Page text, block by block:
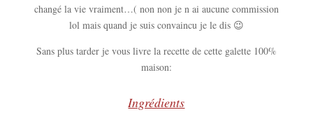
changé la vie vraiment…( non non je n ai aucune commission
lol mais quand je suis convaincu je le dis 😉
Sans plus tarder je vous livre la recette de cette galette 100%
maison:
Ingrédients